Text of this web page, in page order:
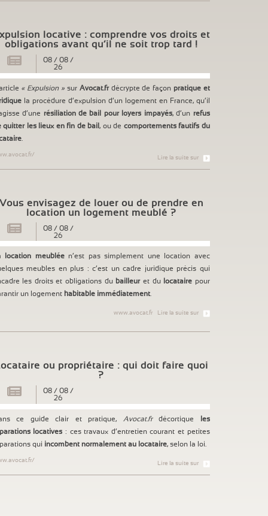
locative : comprendre vos droits et
obligations avant qu’il ne soit trop tard !
08/ 08 /
26
« Expulsion » sur Avocat.frdécrypte de façon pratique et
la procédure d’expulsion d’un logement en France, qu’il
d’une résiliation de bail pour loyers impayés, d’un refus
quitter les lieux en fin de bail , ou de comportements fautifs du
.
Lire la suite sur
Vous envisagez de louer ou de prendre en
location un logement meublé ?
08/ 08 /
26
location meubléen’est pas simplement une location avec
meubles en plus : c’est un cadre juridique précis qui
les droits et obligations du bailleuret du locataire pour
un logement habitable immédiatement.
Lire la suite sur
www.avocat.fr
ou propriétaire : qui doit faire quoi
?
08/ 08 /
26
ce guide clair et pratique, Avocat.frdécortique
les
locatives : ces travaux d’entretien courant et petites
qui incombent normalement au locataire, selon la loi.
Lire la suite sur